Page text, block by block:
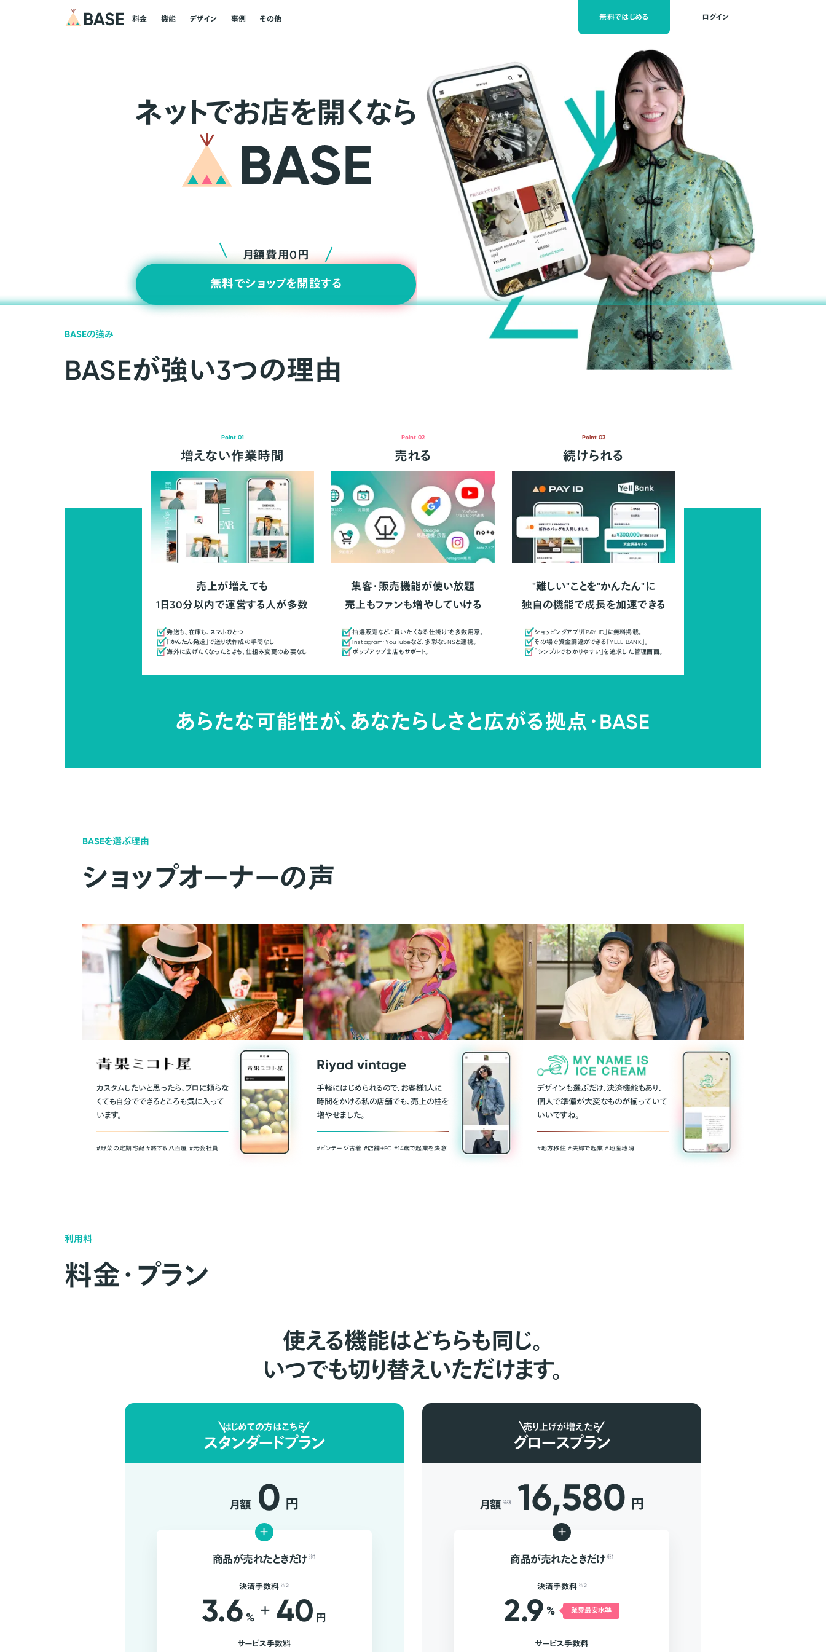
料金 機能 デザイン 事例 その他 無料ではじめる ログイン
ネッ トでお店を開くなら
月額費用0円
無料でショップを開設する
BASEの強み
BASEが強い3つの理由
Point 01
増えない作業時間
売上が増えても
1日30分以内で運営する人が多数
発送も、在庫も、スマホひとつ
「かんたん発送」で送り状作成の手間なし
海外に広げたくなったときも、仕組み変更の必要なし
Point 02
売れる
集客・販売機能が使い放題
売上もファンも増やしていける
抽選販売など、"買いたくなる仕掛け"を多数用意。
Instagram・YouTubeなど、多彩なSNSと連携。
ポップアップ出店もサポート。
Point 03
続けられる
"難しい"ことを"かんたん"に
独自の機能で成長を加速できる
ショッピングアプリ「PAY ID」に無料掲載。
その場で資金調達ができる「YELL BANK」。
「シンプルでわかりやすい」を追求した管理画面。
あらたな可能性が、あなたらしさと広がる拠点・BASE
BASEを選ぶ理由
ショップオーナーの声
カスタムしたいと思ったら、プロに頼らな
くても自分でできるところも気に入って
います。
＃野菜の定期宅配 ＃旅する八百屋 ＃元会社員
Riyad vintage
手軽にはじめられるので、お客様1人に
時間をかける私の店舗でも、売上の柱を
増やせました。
#ビンテージ古着 ＃店舗＋EC #14歳で起業を決意
デザインも選ぶだけ、決済機能もあり、
個人で準備が大変なものが揃っていて
いいですね。
#地方移住 #夫婦で起業 #地産地消
利用料
料金・プラン
使える機能はどちらも同じ。
いつでも切り替えいただけます。
はじめての方はこちら
スタンダードプラン
月額 0 円
+
商品が売れたときだけ ※1
決済手数料 ※2
3.6 % + 40 円
サービス手数料
売り上げが増えたら
グロースプラン
月額 ※3 16,580 円
+
商品が売れたときだけ ※1
決済手数料 ※2
2.9 % 業界最安水準
サービス手数料